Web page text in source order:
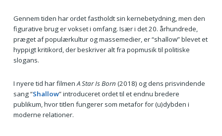
Gennem tiden har ordet fastholdt sin kernebetydning, men den
figurative brug er vokset i omfang. Især i det 20. århundrede,
præget af populærkultur og massemedier, er “shallow” blevet et
hyppigt kritikord, der beskriver alt fra popmusik til politiske
slogans.
I nyere tid har filmenA Star Is Born (2018) og dens prisvindende
sang “Shallow” introduceret ordet til et endnu bredere
publikum, hvor titlen fungerer som metafor for (u)dybden i
moderne relationer.